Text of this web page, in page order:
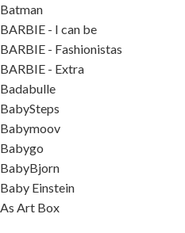
Batman
BARBIE - I can be
BARBIE - Fashionistas
BARBIE - Extra
Badabulle
BabySteps
Babymoov
Babygo
BabyBjorn
Baby Einstein
As Art Box